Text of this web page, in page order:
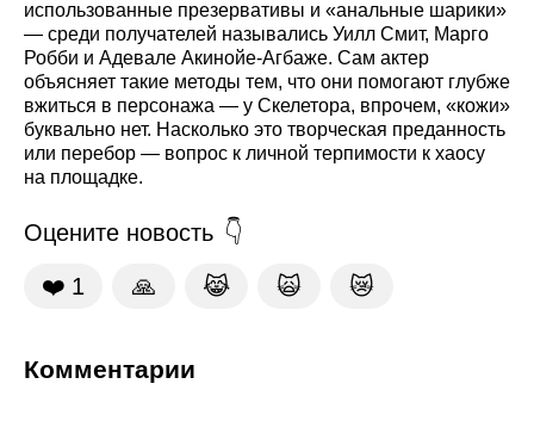
использованные презервативы и «анальные шарики»
— среди получателей назывались Уилл Смит, Марго
Робби и Адевале Акинойе-Агбаже. Сам актер
объясняет такие методы тем, что они помогают глубже
вжиться в персонажа — у Скелетора, впрочем, «кожи»
буквально нет. Насколько это творческая преданность
или перебор — вопрос к личной терпимости к хаосу
на площадке.
Оцените новость
❤️ 1 🙏 😹 🙀 😿
Комментарии